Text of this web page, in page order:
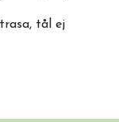
tål ej